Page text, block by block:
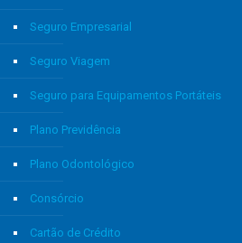
Seguro Empresarial
Seguro Viagem
Seguro para Equipamentos Portáteis
Plano Previdência
Plano Odontológico
Consórcio
Cartão de Crédito